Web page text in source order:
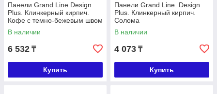
Панели Grand Line Design
Plus. Клинкерный кирпич.
Кофе с темно-бежевым швом
В наличии
6 532 ₸
Купить
Панели Grand Line. Design
Plus. Клинкерный кирпич.
Солома
В наличии
4 073 ₸
Купить